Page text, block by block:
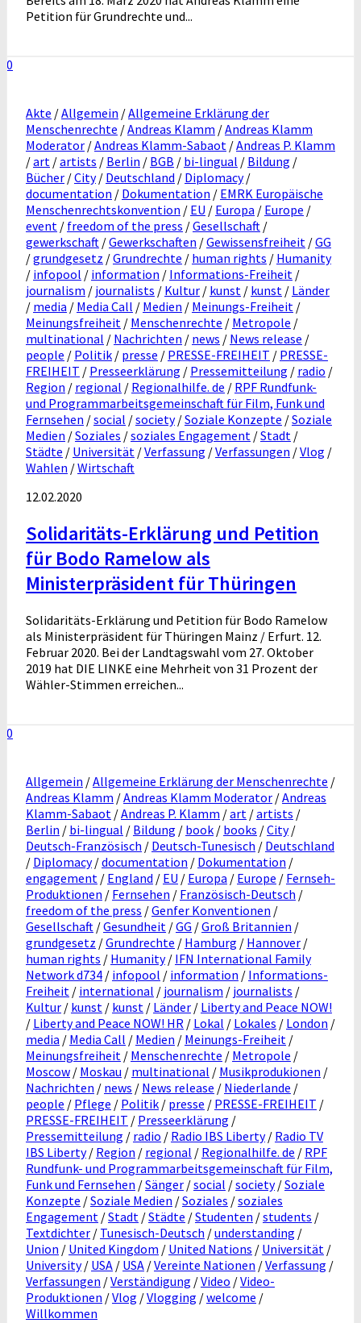
Petition für Grundrechte und...
0
Akte /Allgemein /Allgemeine Erklärung der
Menschenrechte /Andreas Klamm /Andreas Klamm
Moderator /Andreas Klamm-Sabaot /Andreas P. Klamm
/art /artists / Berlin / BGB / bi-lingual / Bildung /
Bücher /City/ Deutschland / Diplomacy/
documentation / Dokumentation / EMRK Europäische
Menschenrechtskonvention / EU / Europa / Europe /
event / freedom of the press /Gesellschaft /
gewerkschaft /Gewerkschaften /Gewissensfreiheit /GG
/grundgesetz /Grundrechte / human rights / Humanity
/ infopool / information / Informations-Freiheit /
journalism / journalists / Kultur / kunst / kunst / Länder
/ media / Media Call / Medien / Meinungs-Freiheit /
Meinungsfreiheit / Menschenrechte / Metropole /
multinational / Nachrichten / news / News release /
people / Politik / presse / PRESSE-FREIHEIT / PRESSE-
FREIHEIT / Presseerklärung / Pressemitteilung / radio /
Region / regional / Regionalhilfe. de / RPF Rundfunk-
und Programmarbeitsgemeinschaft für Film, Funk und
Fernsehen /social /society/Soziale Konzepte /Soziale
Medien /Soziales /soziales Engagement /Stadt /
Städte / Universität /Verfassung /Verfassungen /Vlog /
Wahlen /Wirtschaft
12.02.2020
Solidaritäts-Erklärung und Petition
für Bodo Ramelow als
Ministerpräsident für Thüringen
Solidaritäts-Erklärung und Petition für Bodo Ramelow
als Ministerpräsident für Thüringen Mainz / Erfurt. 12.
Februar 2020. Bei der Landtagswahl vom 27. Oktober
2019 hat DIE LINKE eine Mehrheit von 31 Prozent der
Wähler-Stimmen erreichen...
0
Allgemein /Allgemeine Erklärung der Menschenrechte /
Andreas Klamm /Andreas Klamm Moderator /Andreas
Klamm-Sabaot /Andreas P. Klamm /art /artists /
Berlin / bi-lingual / Bildung / book / books /City/
Deutsch-Französisch / Deutsch-Tunesisch / Deutschland
/ Diplomacy/documentation / Dokumentation /
engagement / England / EU / Europa / Europe / Fernseh-
Produktionen / Fernsehen / Französisch-Deutsch /
freedom of the press /Genfer Konventionen /
Gesellschaft /Gesundheit /GG /Groß Britannien /
grundgesetz /Grundrechte / Hamburg / Hannover /
human rights / Humanity/ IFN International Family
Network d734 / infopool / information / Informations-
Freiheit / international / journalism / journalists /
Kultur / kunst / kunst / Länder / Liberty and Peace NOW!
/ Liberty and Peace NOW! HR / Lokal / Lokales / London /
media / Media Call / Medien / Meinungs-Freiheit /
Meinungsfreiheit / Menschenrechte / Metropole /
Moscow / Moskau / multinational / Musikprodukionen /
Nachrichten / news / News release / Niederlande /
people / Pflege / Politik / presse / PRESSE-FREIHEIT /
PRESSE-FREIHEIT / Presseerklärung /
Pressemitteilung / radio / Radio IBS Liberty/ Radio TV
IBS Liberty/ Region / regional / Regionalhilfe. de / RPF
Rundfunk- und Programmarbeitsgemeinschaft für Film,
Funk und Fernsehen /Sänger /social /society/Soziale
Konzepte /Soziale Medien /Soziales /soziales
Engagement /Stadt /Städte /Studenten /students /
Textdichter / Tunesisch-Deutsch /understanding /
Union / United Kingdom / United Nations / Universität /
University/ USA / USA /Vereinte Nationen /Verfassung /
Verfassungen /Verständigung /Video /Video-
Produktionen /Vlog /Vlogging /welcome /
Willkommen